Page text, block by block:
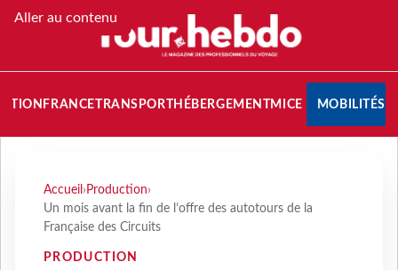
Aller au contenu
FRANCETRANSPORT HÉBERGEMENTMICE MOBILITÉS
Accueil › Production›
Un mois avant la fin de l’offre des autotours de la
Française des Circuits
PRODUCTION